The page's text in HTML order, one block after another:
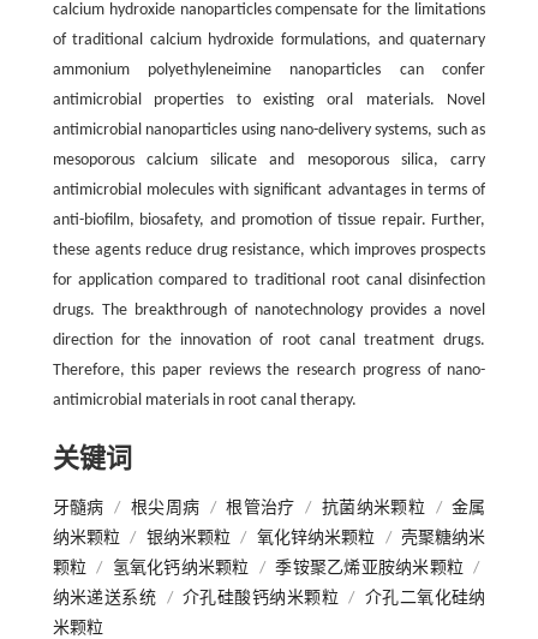
calcium hydroxide nanoparticles compensate for the limitations
of traditional calcium hydroxide formulations, and quaternary
ammonium polyethyleneimine nanoparticles can confer
antimicrobial properties to existing oral materials. Novel
antimicrobial nanoparticles using nano-delivery systems, such as
mesoporous calcium silicate and mesoporous silica, carry
antimicrobial molecules with significant advantages in terms of
anti-biofilm, biosafety, and promotion of tissue repair. Further,
these agents reduce drug resistance, which improves prospects
for application compared to traditional root canal disinfection
drugs. The breakthrough of nanotechnology provides a novel
direction for the innovation of root canal treatment drugs.
Therefore, this paper reviews the research progress of nano-
antimicrobial materials in root canal therapy.
关键词
牙髓病 / 根尖周病 / 根管治疗 / 抗菌纳米颗粒 / 金属
纳米颗粒 / 银纳米颗粒 / 氧化锌纳米颗粒 /
壳聚糖纳米
颗粒 / 氢氧化钙纳米颗粒 / 季铵聚乙烯亚胺纳米颗粒 /
纳米递送系统 / 介孔硅酸钙纳米颗粒 / 介孔二氧化硅纳
米颗粒